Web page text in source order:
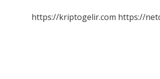
https://kriptogelir.com https://